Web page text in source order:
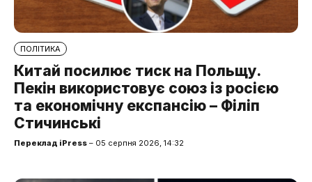
ПОЛІТИКА
Китай посилює тиск на Польщу.
Пекін використовує союз із росією
та економічну експансію – Філіп
Стичинські
Переклад iPress – 05 серпня 2026, 14:32